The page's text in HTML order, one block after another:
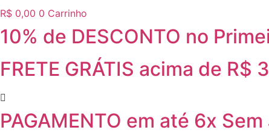
R$ 0,00 0 Carrinho
10% de DESCONTO no
FRETE GRÁTIS acima de R$
PAGAMENTO em até 6x